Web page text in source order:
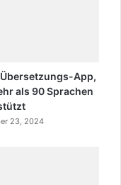
Übersetzungs-App,
als 90 Sprachen
23, 2024